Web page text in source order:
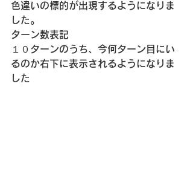
色違いの標的が出現するようになりま
した。
ターン数表記
１０ターンのうち、今何ターン目にい
るのか右下に表示されるようになりま
した